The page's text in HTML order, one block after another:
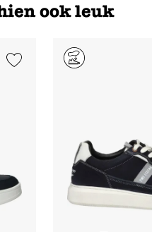
ook leuk
to Wishlist